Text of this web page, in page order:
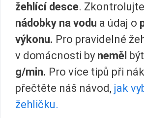
žehlící desce.
nádobky na vodu a údaj o
výkonu. Pro pravidelné
v domácnosti by neměl být
g/min. Pro více tipů při
přečtěte náš návod, jak
žehličku.